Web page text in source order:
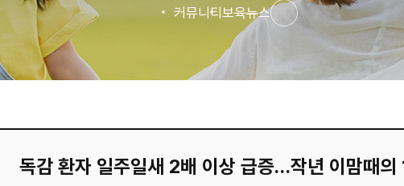
커뮤니티보육뉴스
독감 환자 일주일새 2배 이상 급증…작년 이맘때의